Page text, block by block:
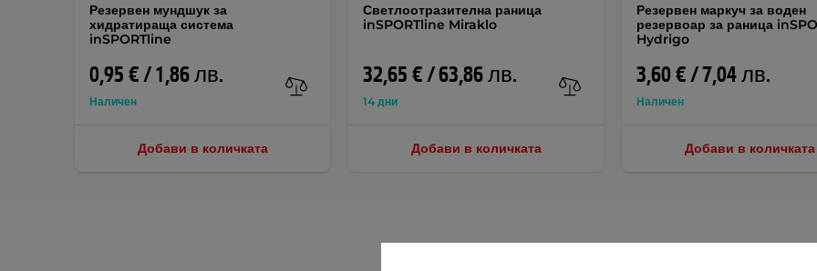
Резервен мундшук за
хидратираща система
inSPORTline
0,95 € / 1,86 лв.
Наличен
Добави в количката
Светлоотразителна раница
inSPORTline Miraklo
32,65 € / 63,86 лв.
14 дни
Добави в количката
Резервен маркуч за воден
резервоар за раница
Hydrigo
3,60 € / 7,04 лв.
Наличен
Добави в количката